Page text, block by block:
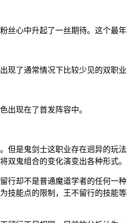
心中升起了一丝期待。这个最年
现了通常情况下比较少见的双职业
出现在了首发阵容中。
但是鬼剑士这职业存在迥异的玩
双鬼组合的变化演变出各种形式。
行却不是普通魔道学者的任何一
能点的限制，王不留行的技能